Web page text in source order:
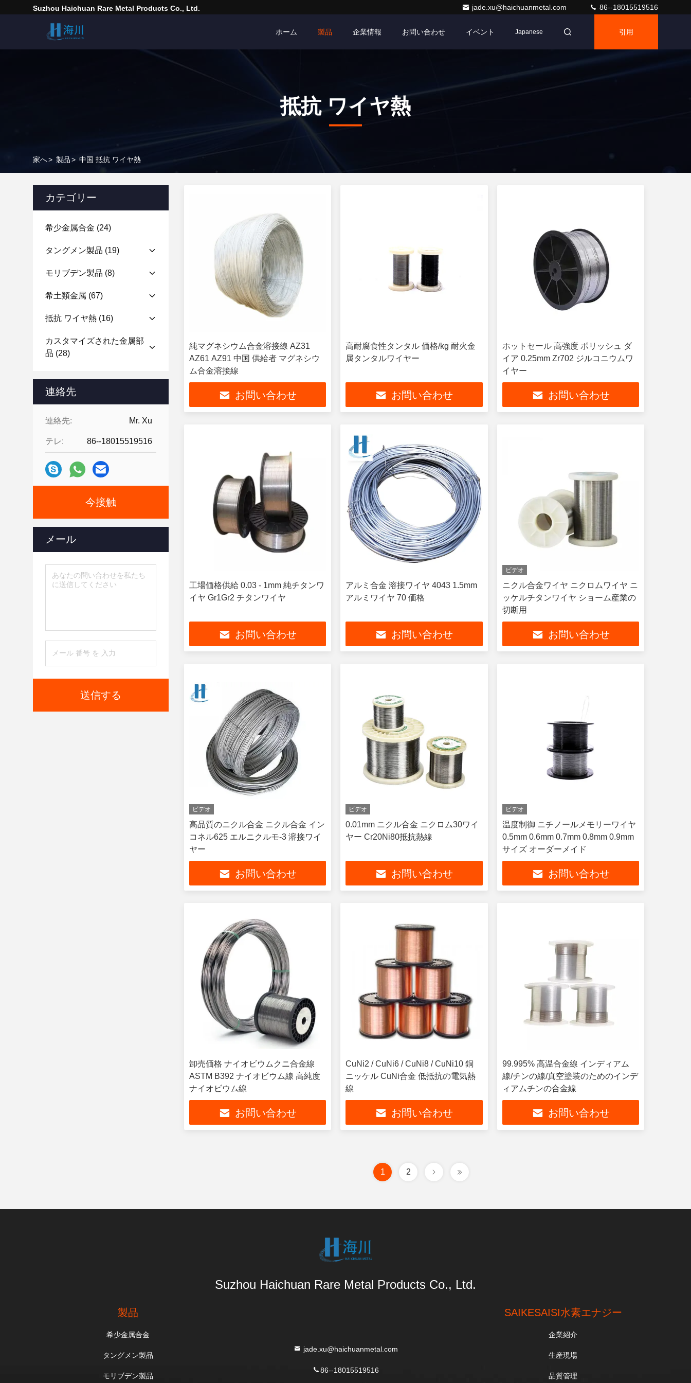
Suzhou Haichuan Rare Metal Products Co., Ltd. jade.xu@haichuanmetal.com 86--18015519516
ホーム 製品 企業情報 お問い合わせ イベント Japanese 引用
抵抗 ワイヤ熱
家へ> 製品> 中国 抵抗 ワイヤ熱
カテゴリー
希少金属合金 (24)
タングメン製品 (19)
モリブデン製品 (8)
希土類金属 (67)
抵抗 ワイヤ熱 (16)
カスタマイズされた金属部
品 (28)
連絡先
連絡先: Mr. Xu
テレ: 86--18015519516
今接触
メール
送信する
純マグネシウム合金溶接線 AZ31
AZ61 AZ91 中国 供給者 マグネシウ
ム合金溶接線
お問い合わせ
高耐腐食性タンタル 価格/kg 耐火金
属タンタルワイヤー
お問い合わせ
ホットセール 高強度 ポリッシュ ダ
イア 0.25mm Zr702 ジルコニウムワ
イヤー
お問い合わせ
工場価格供給 0.03 - 1mm 純チタンワ
イヤ Gr1Gr2 チタンワイヤ
お問い合わせ
アルミ合金 溶接ワイヤ 4043 1.5mm
アルミワイヤ 70 価格
お問い合わせ
ビデオ
ニクル合金ワイヤ ニクロムワイヤ ニ
ッケルチタンワイヤ ショーム産業の
切断用
お問い合わせ
ビデオ
高品質のニクル合金 ニクル合金 イン
コネル625 エルニクルモ-3 溶接ワイ
ヤー
お問い合わせ
ビデオ
0.01mm ニクル合金 ニクロム30ワイ
ヤー Cr20Ni80抵抗熱線
お問い合わせ
ビデオ
温度制御 ニチノールメモリーワイヤ
0.5mm 0.6mm 0.7mm 0.8mm 0.9mm
サイズ オーダーメイド
お問い合わせ
卸売価格 ナイオビウムクニ合金線
ASTM B392 ナイオビウム線 高純度
ナイオビウム線
お問い合わせ
CuNi2 / CuNi6 / CuNi8 / CuNi10 銅
ニッケル CuNi合金 低抵抗の電気熱
線
お問い合わせ
99.995% 高温合金線 インディアム
線/チンの線/真空塗装のためのインデ
ィアムチンの合金線
お問い合わせ
1 2
Suzhou Haichuan Rare Metal Products Co., Ltd.
製品
希少金属合金
タングメン製品
モリブデン製品
jade.xu@haichuanmetal.com
86--18015519516
SAIKESAISI水素エナジー
企業紹介
生産現場
品質管理